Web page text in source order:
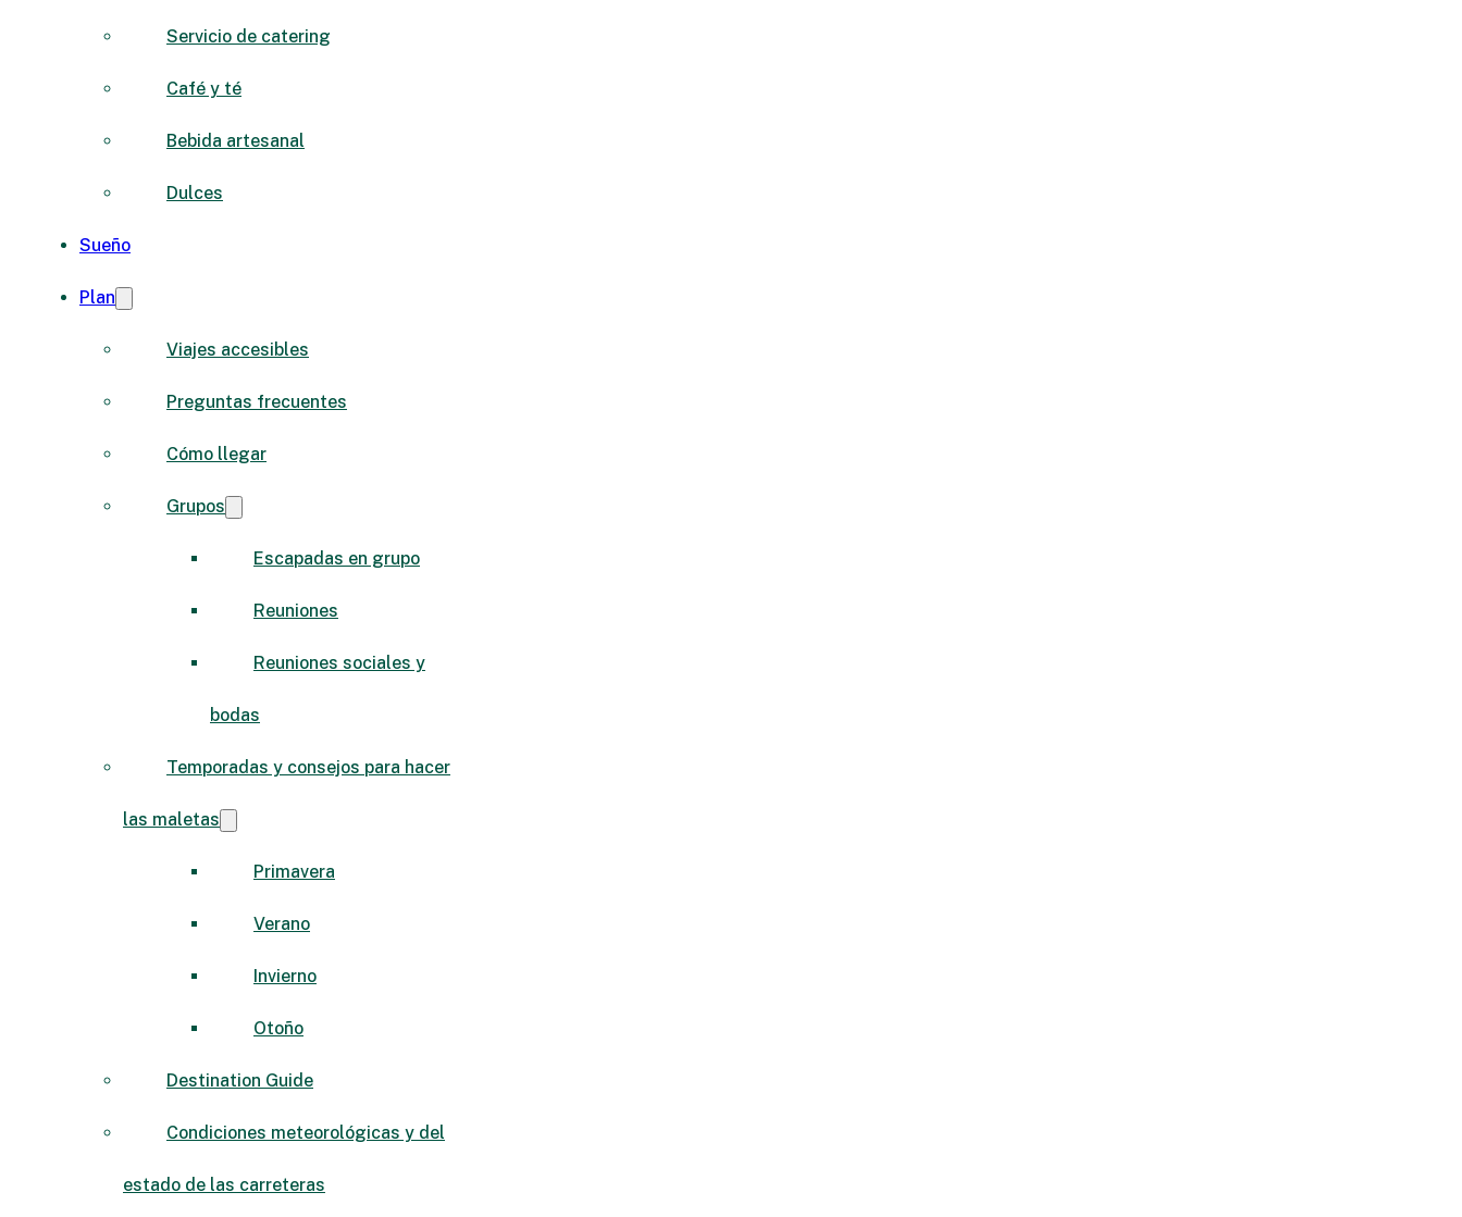
Servicio de catering
Café y té
Bebida artesanal
Dulces
Sueño
Plan
Viajes accesibles
Preguntas frecuentes
Cómo llegar
Grupos
Escapadas en grupo
Reuniones
Reuniones sociales y
bodas
Temporadas y consejos para hacer
las maletas
Primavera
Verano
Invierno
Otoño
Destination Guide
Condiciones meteorológicas y del
estado de las carreteras